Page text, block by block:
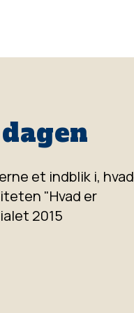
et indblik i, hvad
"Hvad er
2015